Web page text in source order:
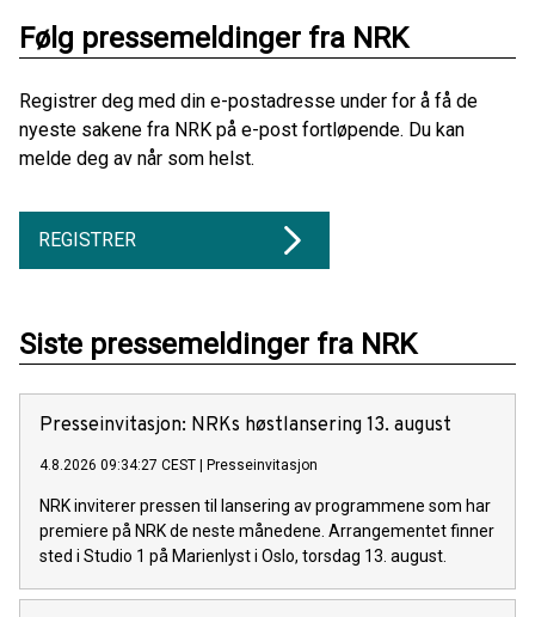
Følg pressemeldinger fra NRK
Registrer deg med din e-postadresse under for å få de
nyeste sakene fra NRK på e-post fortløpende. Du kan
melde deg av når som helst.
REGISTRER
Siste pressemeldinger fra NRK
Presse­invita­sjon: NRKs høst­lansering 13. august
4.8.2026 09:34:27 CEST Presseinvitasjon
NRK inviterer pressen til lansering av programmene som har
premiere på NRK de neste månedene. Arrangementet finner
sted i Studio 1 på Marienlyst i Oslo, torsdag 13. august.